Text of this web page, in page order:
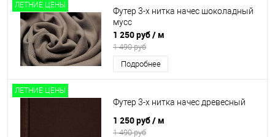
ЛЕТНИЕ ЦЕНЫ
Футер 3-х нитка начес шоколадный
мусс
1 250 руб/ м
1 490 руб
Подробнее
ЛЕТНИЕ ЦЕНЫ
Футер 3-х нитка начес древесный
1 250 руб/ м
1 490 руб